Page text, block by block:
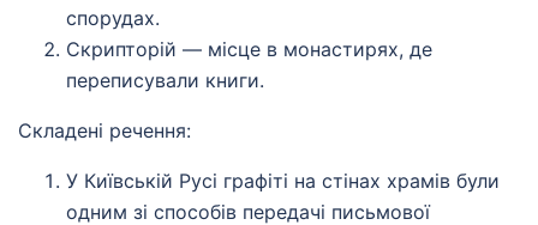
спорудах.
Скрипторій — місце в монастирях, де
переписували книги.
Складені речення:
У Київській Русі графіті на стінах храмів були
одним зі способів передачі письмової